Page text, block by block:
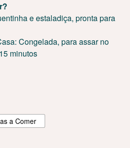
e estaladiça, pronta para
Congelada, para assar no
minutos
a Comer